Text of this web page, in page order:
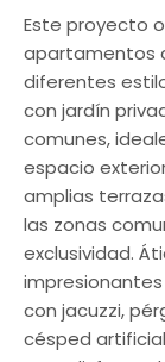
Este proyecto
apartamentos
diferentes
con jardín
comunes,
espacio
amplias
las zonas
exclusividad.
con jacuzzi,
césped